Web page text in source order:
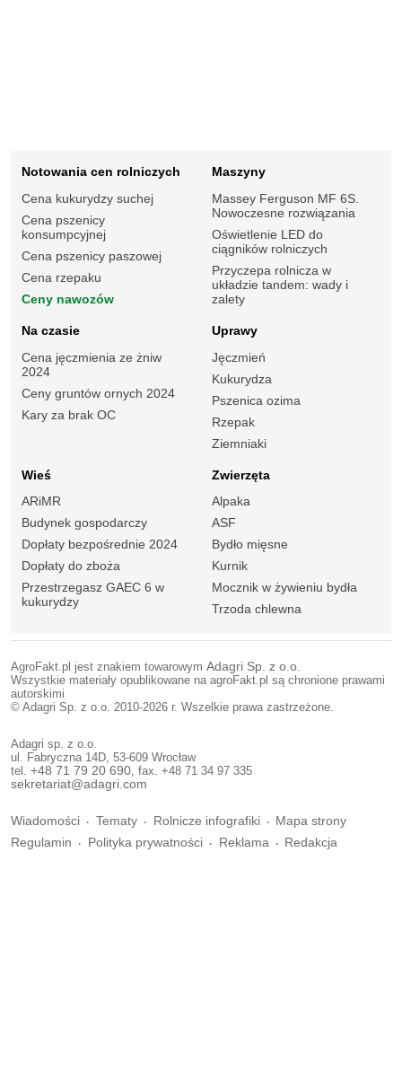
Notowania cen rolniczych
Cena kukurydzy suchej
Cena pszenicy
konsumpcyjnej
Cena pszenicy paszowej
Cena rzepaku
Ceny nawozów
Maszyny
Massey Ferguson MF 6S.
Nowoczesne rozwiązania
Oświetlenie LED do
ciągników rolniczych
Przyczepa rolnicza w
układzie tandem: wady i
zalety
Na czasie
Cena jęczmienia ze żniw
2024
Ceny gruntów ornych 2024
Kary za brak OC
Uprawy
Jęczmień
Kukurydza
Pszenica ozima
Rzepak
Ziemniaki
Wieś
ARiMR
Budynek gospodarczy
Dopłaty bezpośrednie 2024
Dopłaty do zboża
Przestrzegasz GAEC 6 w
kukurydzy
Zwierzęta
Alpaka
ASF
Bydło mięsne
Kurnik
Mocznik w żywieniu bydła
Trzoda chlewna
AgroFakt.pl jest znakiem towarowym Adagri Sp. z o.o.
Wszystkie materiały opublikowane na agroFakt.pl są chronione prawami
autorskimi
© Adagri Sp. z o.o. 2010-2026 r. Wszelkie prawa zastrzeżone.
Adagri sp. z o.o.
ul. Fabryczna 14D, 53-609 Wrocław
tel. +48 71 79 20 690 , fax. +48 71 34 97 335
sekretariat@adagri.com
Wiadomości Tematy Rolnicze infografiki
Mapa strony
Regulamin
Polityka prywatności Reklama Redakcja